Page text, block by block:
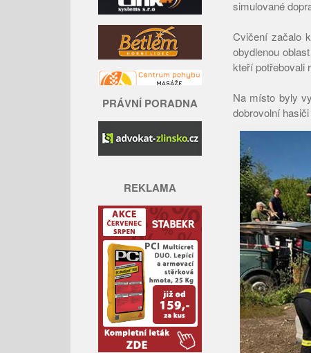
PRÁVNÍ PORADNA
REKLAMA
simulované
Cvičení začalo
obydlenou
kteří potřebovali
Na místo byly
dobrovolní